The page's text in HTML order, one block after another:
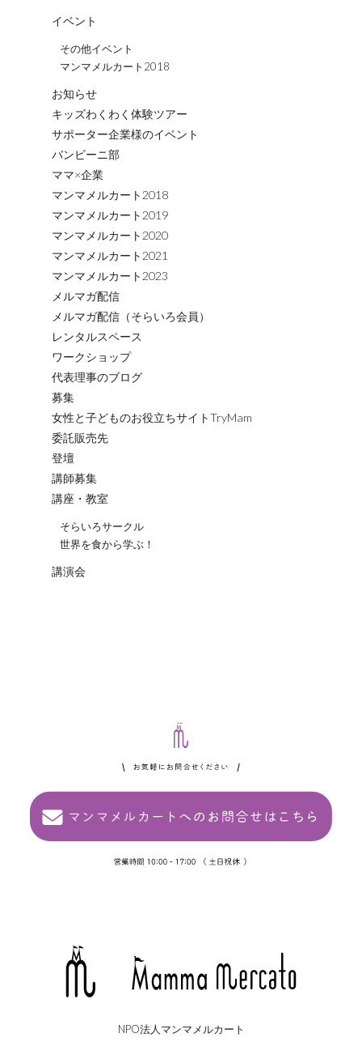
イベント
その他イベント
マンマメルカート2018
お知らせ
キッズわくわく体験ツアー
サポーター企業様のイベント
バンビーニ部
ママ×企業
マンマメルカート2018
マンマメルカート2019
マンマメルカート2020
マンマメルカート2021
マンマメルカート2023
メルマガ配信
メルマガ配信（そらいろ会員）
レンタルスペース
ワークショップ
代表理事のブログ
募集
女性と子どものお役立ちサイトTryMam
委託販売先
登壇
講師募集
講座・教室
そらいろサークル
世界を食から学ぶ！
講演会
NPO法人マンマメルカート